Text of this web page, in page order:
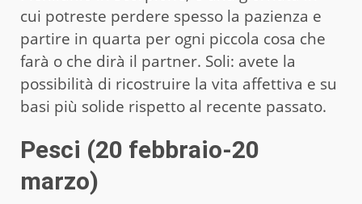
cui potreste perdere spesso la pazienza e
partire in quarta per ogni piccola cosa che
farà o che dirà il partner. Soli: avete la
possibilità di ricostruire la vita affettiva e su
basi più solide rispetto al recente passato.
Pesci (20 febbraio-20
marzo)